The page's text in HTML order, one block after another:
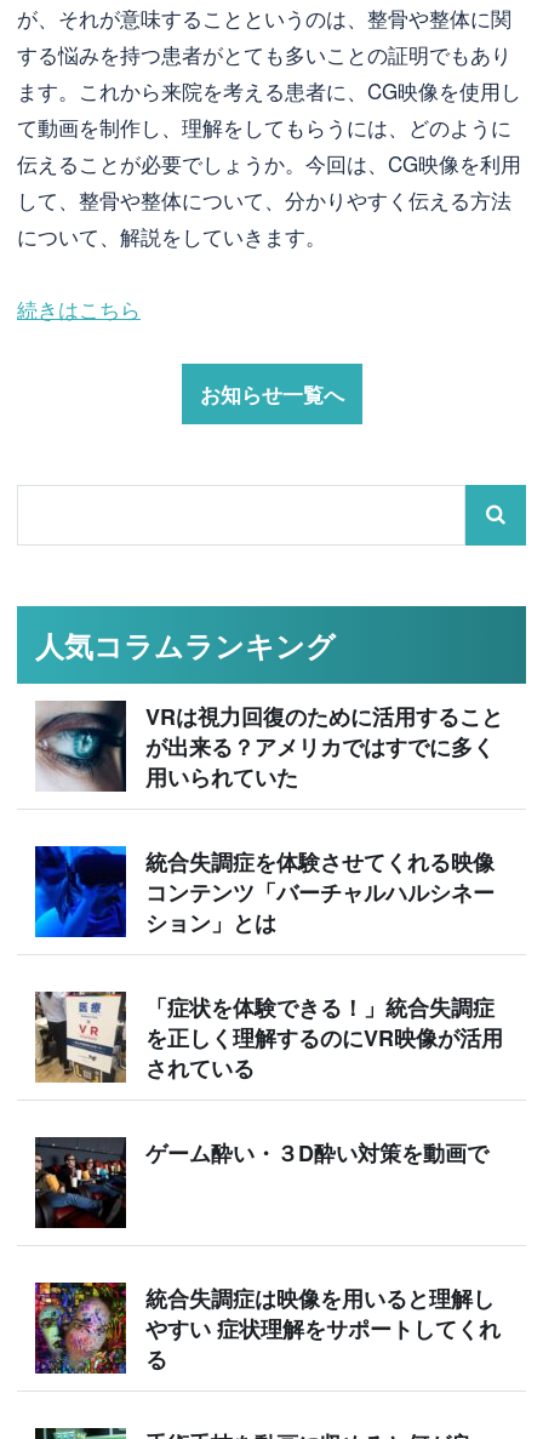
が、それが意味することというのは、整骨や整体に関
する悩みを持つ患者がとても多いことの証明でもあり
ます。これから来院を考える患者に、CG映像を使用し
て動画を制作し、理解をしてもらうには、どのように
伝えることが必要でしょうか。今回は、CG映像を利用
して、整骨や整体について、分かりやすく伝える方法
について、解説をしていきます。
続きはこちら
お知らせ一覧へ
人気コラムランキング
VRは視力回復のために活用すること
が出来る？アメリカではすでに多く
用いられていた
統合失調症を体験させてくれる映像
コンテンツ「バーチャルハルシネー
ション」とは
「症状を体験できる！」統合失調症
を正しく理解するのにVR映像が活用
されている
ゲーム酔い・３D酔い対策を動画で
統合失調症は映像を用いると理解し
やすい 症状理解をサポートしてくれ
る